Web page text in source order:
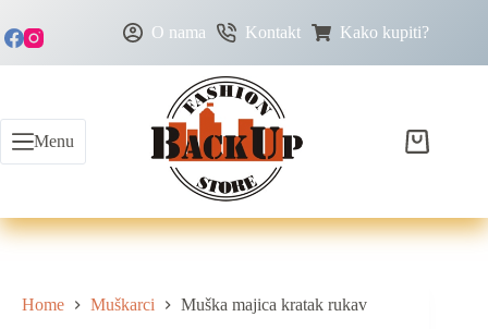
O nama Kontakt Kako kupiti?
Menu
Home Muškarci Muška majica kratak rukav